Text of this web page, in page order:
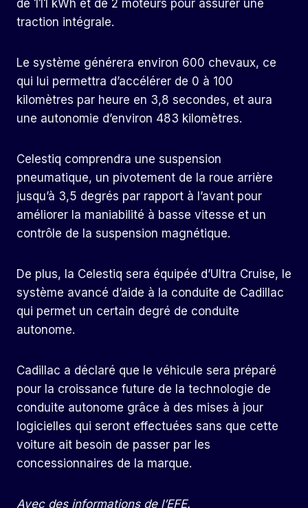
de 111 kWh et de 2 moteurs pour assurer une
traction intégrale.
Le système générera environ 600 chevaux, ce
qui lui permettra d’accélérer de 0 à 100
kilomètres par heure en 3,8 secondes, et aura
une autonomie d’environ 483 kilomètres.
Celestiq comprendra une suspension
pneumatique, un pivotement de la roue arrière
jusqu’à 3,5 degrés par rapport à l’avant pour
améliorer la maniabilité à basse vitesse et un
contrôle de la suspension magnétique.
De plus, la Celestiq sera équipée d’Ultra Cruise, le
système avancé d’aide à la conduite de Cadillac
qui permet un certain degré de conduite
autonome.
Cadillac a déclaré que le véhicule sera préparé
pour la croissance future de la technologie de
conduite autonome grâce à des mises à jour
logicielles qui seront effectuées sans que cette
voiture ait besoin de passer par les
concessionnaires de la marque.
Avec des informations de l’EFE.